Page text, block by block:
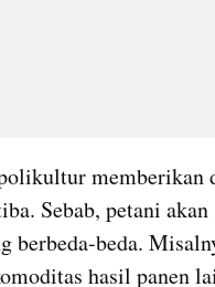
memberikan
Sebab, petani akan
berbeda-beda.
hasil panen